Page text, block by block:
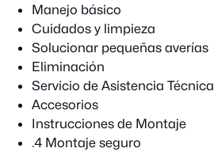
Manejo básico
Cuidados y limpieza
Solucionar pequeñas averías
Eliminación
Servicio de Asistencia Técnica
Accesorios
Instrucciones de Montaje
.4 Montaje seguro